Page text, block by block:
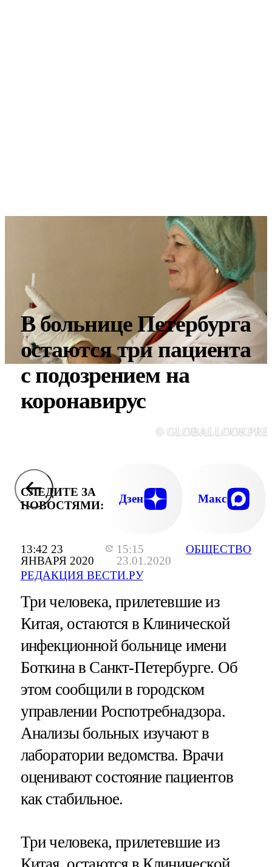
13:42 23
ЯНВАРЯ 2020
15:15
23.01.2020
РЕДАКЦИЯ ВЕСТИ.РУ
ОБЩЕСТВО
В больнице Петербурга
остаются три пациента
с подозрением на
коронавирус
©
СЛЕДИТЕ ЗА
НОВОСТЯМИ:
Дзен Макс
Три человека, прилетевшие из
Китая, остаются в Клинической
инфекционной больнице имени
Боткина в Санкт-Петербурге. Об
этом сообщили в городском
управлении Роспотребнадзора.
Анализы больных изучают в
лаборатории ведомства. Врачи
оценивают состояние пациентов
как стабильное.
Три человека, прилетевшие из